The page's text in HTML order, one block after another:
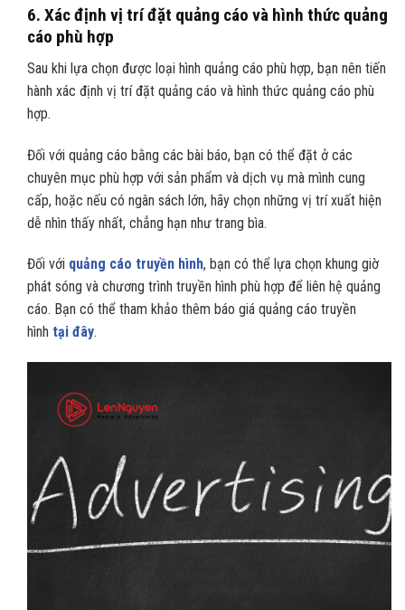
6. Xác định vị trí đặt quảng cáo và hình thức quảng
cáo phù hợp
Sau khi lựa chọn được loại hình quảng cáo phù hợp, bạn nên tiến
hành xác định vị trí đặt quảng cáo và hình thức quảng cáo phù
hợp.
Đối với quảng cáo bằng các bài báo, bạn có thể đặt ở các
chuyên mục phù hợp với sản phẩm và dịch vụ mà mình cung
cấp, hoặc nếu có ngân sách lớn, hãy chọn những vị trí xuất hiện
dễ nhìn thấy nhất, chẳng hạn như trang bìa.
Đối với quảng cáo truyền hình, bạn có thể lựa chọn khung giờ
phát sóng và chương trình truyền hình phù hợp để liên hệ quảng
cáo. Bạn có thể tham khảo thêm báo giá quảng cáo truyền
hình tại đây.